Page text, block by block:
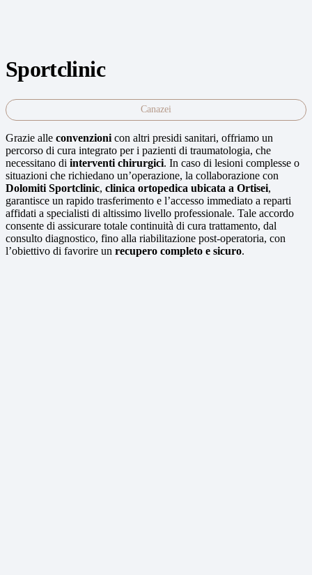
Sportclinic
Canazei
Grazie alle convenzioni con altri presidi sanitari, offriamo un
percorso di cura integrato per i pazienti di traumatologia, che
necessitano di interventi chirurgici. In caso di lesioni complesse o
situazioni che richiedano un’operazione, la collaborazione con
Dolomiti Sportclinic, clinica ortopedica ubicata a Ortisei,
garantisce un rapido trasferimento e l’accesso immediato a reparti
affidati a specialisti di altissimo livello professionale. Tale accordo
consente di assicurare totale continuità di cura trattamento, dal
consulto diagnostico, fino alla riabilitazione post-operatoria, con
l’obiettivo di favorire un recupero completo e sicuro.